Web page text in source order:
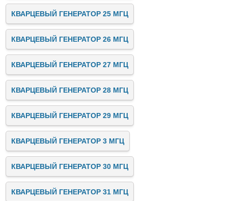
КВАРЦЕВЫЙ ГЕНЕРАТОР 25 МГЦ
КВАРЦЕВЫЙ ГЕНЕРАТОР 26 МГЦ
КВАРЦЕВЫЙ ГЕНЕРАТОР 27 МГЦ
КВАРЦЕВЫЙ ГЕНЕРАТОР 28 МГЦ
КВАРЦЕВЫЙ ГЕНЕРАТОР 29 МГЦ
КВАРЦЕВЫЙ ГЕНЕРАТОР 3 МГЦ
КВАРЦЕВЫЙ ГЕНЕРАТОР 30 МГЦ
КВАРЦЕВЫЙ ГЕНЕРАТОР 31 МГЦ